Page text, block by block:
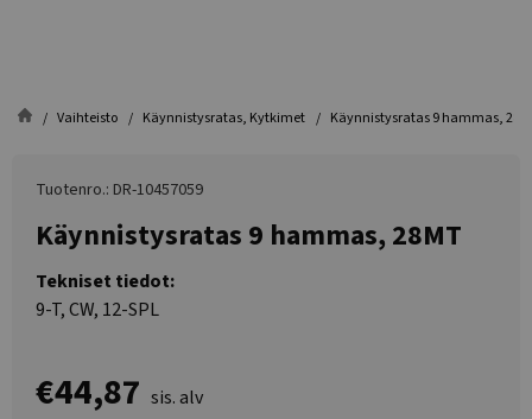
Vaihteisto Käynnistysratas, Kytkimet Käynnistysratas 9 hammas,
Tuotenro.: DR-10457059
Käynnistysratas 9 hammas, 28MT
Tekniset tiedot:
9-T, CW, 12-SPL
€44,87 sis. alv